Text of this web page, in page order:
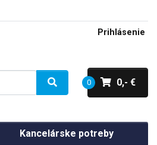
Prihlásenie
0 0,- €
Kancelárske potreby